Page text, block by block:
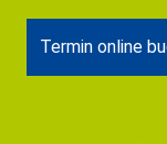
Termin online